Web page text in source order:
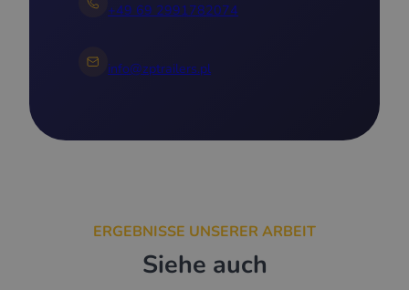
+49 69 2991782074
info@zptrailers.pl
ERGEBNISSE UNSERER ARBEIT
Siehe auch